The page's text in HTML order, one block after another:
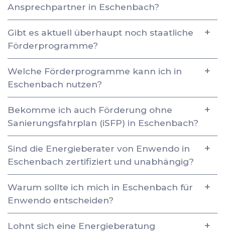
Ansprechpartner in Eschenbach?
Gibt es aktuell überhaupt noch staatliche
Förderprogramme?
Welche Förderprogramme kann ich in
Eschenbach nutzen?
Bekomme ich auch Förderung ohne
Sanierungsfahrplan (iSFP) in Eschenbach?
Sind die Energieberater von Enwendo in
Eschenbach zertifiziert und unabhängig?
Warum sollte ich mich in Eschenbach für
Enwendo entscheiden?
Lohnt sich eine Energieberatung